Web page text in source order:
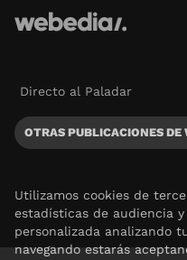
Directo al Paladar
OTRAS PUBLICACIONES DE
Utilizamos cookies de
estadísticas de audiencia
personalizada analizando
navegando estarás